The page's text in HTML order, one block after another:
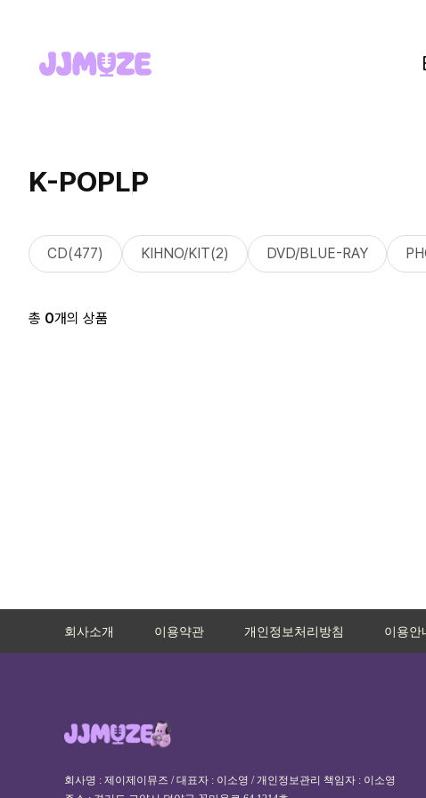
K-POPLP
CD(477) KIHNO/KIT(2) DVD/BLUE-RAY
총 0개의 상품
회사소개 이용약관 개인정보처리방침 이용안
회사명 : 제이제이뮤즈 / 대표자 : 이소영 / 개인정보관리 책임자 : 이소영